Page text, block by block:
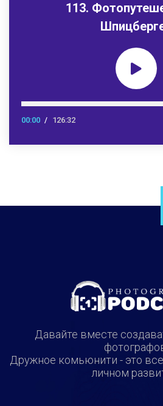
113.
00:00 126:32
Давайте вместе
Дружное комьюнити - это
личном